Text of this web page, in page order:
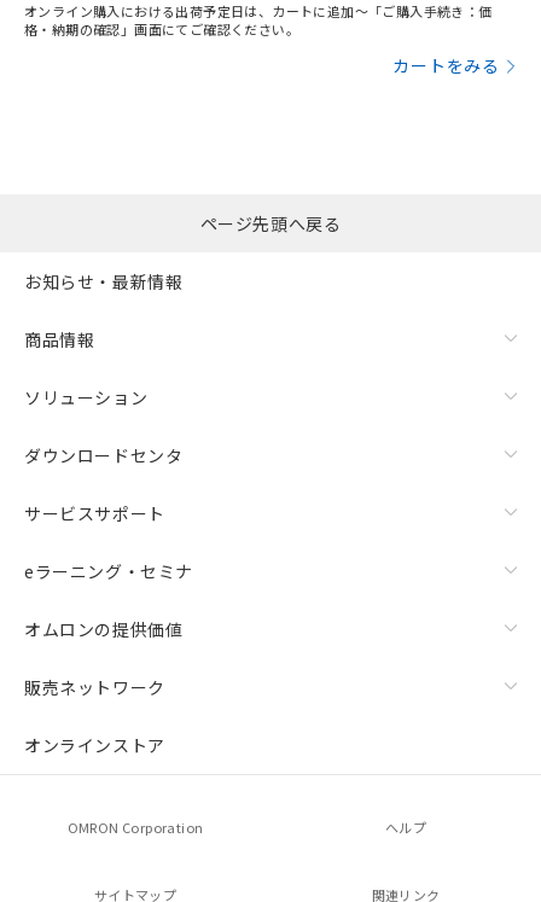
オンライン購入における出荷予定日は、カートに追加～「ご購入手続き：価
格・納期の確認」画面にてご確認ください。
カートをみる
ページ先頭へ戻る
お知らせ・最新情報
商品情報
ソリューション
ダウンロードセンタ
サービスサポート
eラーニング・セミナ
オムロンの提供価値
販売ネットワーク
オンラインストア
OMRON Corporation ヘルプ
サイトマップ 関連リンク